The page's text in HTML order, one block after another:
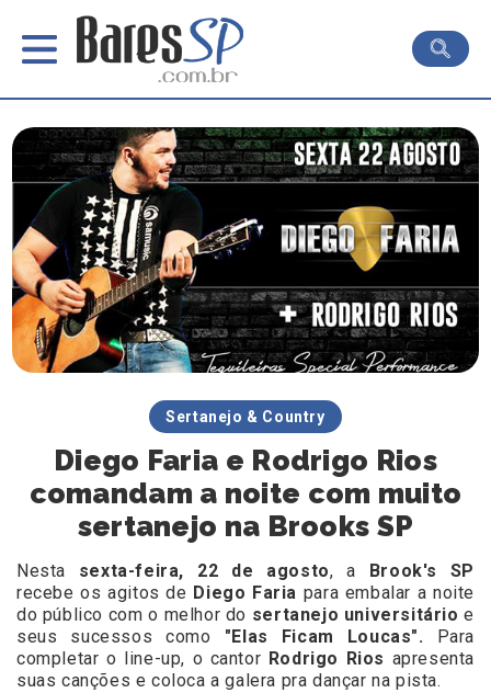
Sertanejo & Country
Diego Faria e Rodrigo Rios
comandam a noite com muito
sertanejo na Brooks SP
Nesta sexta-feira, 22 de agosto, a
Brook's SP
recebe os agitos de Diego Faria para embalar a noite
do público com o melhor do sertanejo universitário e
seus sucessos como "Elas Ficam Loucas".
Para
completar o line-up, o cantor Rodrigo Rios apresenta
suas canções e coloca a galera pra dançar na pista.